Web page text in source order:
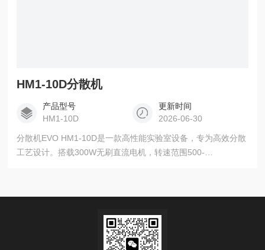
HM1-10D分散机
产品型号
HM1-10D
更新时间
2026-06-30
分散机EVO HM1-10D是一款高性能实验室设备，专为高效分散
工艺设计。搭载300W无刷直流电机，转速范围500-
率，配合3.5英寸彩色触摸屏和9程序11步骤的可编程系统，实